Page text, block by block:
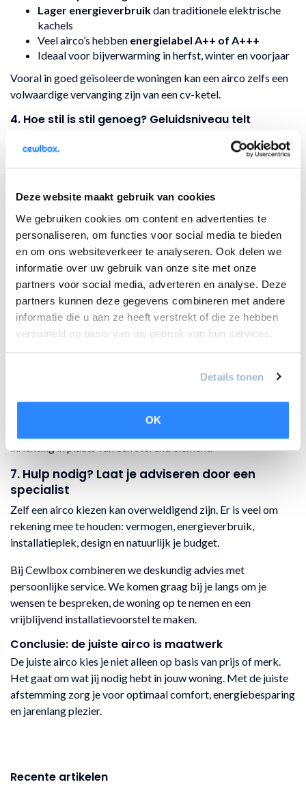
Deze website maakt gebruik van cookies
We gebruiken cookies om content en advertenties te
personaliseren, om functies voor social media te bieden
en om ons websiteverkeer te analyseren. Ook delen we
informatie over uw gebruik van onze site met onze
partners voor social media, adverteren en analyse. Deze
partners kunnen deze gegevens combineren met andere
informatie die u aan ze heeft verstrekt of die ze hebben
verzameld op basis van uw gebruik van hun services.
Details tonen
OK
Lager energieverbruikdan traditionele elektrische
kachels
Veel airco’s hebben energielabel A++ of A+++
Ideaal voor bijverwarming in herfst, winter en voorjaar
Vooral in goed geïsoleerde woningen kan een airco zelfs een
volwaardige vervanging zijn van een cv-ketel.
4. Hoe stil is stil genoeg? Geluidsniveau telt
je rust. Let daarom op het geluidsniveau van de binnenunit.
Veel Daikin modellen hebben een fluisterstille werking van
5. Slimme functies voor extra comfort
Moderne airco’s zijn steeds slimmer. Denk aan:
WiFi-bediening via app (zoals Daikin Online Controller)
Bewegingssensoren die energie besparen
Automatische temperatuurregeling
Programmeerbare timers
Deze functies verhogen niet alleen het gebruiksgemak, maar
helpen ook energie te besparen.
Je woning is persoonlijk – je airco mag dat ook zijn. Kies dus
populair vanwege het elegante design en de keuze uit vier
inrichting in plaats van een storend element.
7. Hulp nodig? Laat je adviseren door een
specialist
Zelf een airco kiezen kan overweldigend zijn. Er is veel om
rekening mee te houden: vermogen, energieverbruik,
installatieplek, design en natuurlijk je budget.
Bij Cewlbox combineren we deskundig advies met
persoonlijke service. We komen graag bij je langs om je
wensen te bespreken, de woning op te nemen en een
vrijblijvend installatievoorstel te maken.
Conclusie: de juiste airco is maatwerk
De juiste airco kies je niet alleen op basis van prijs of merk.
Het gaat om wat jij nodig hebt in jouw woning. Met de juiste
afstemming zorg je voor optimaal comfort, energiebesparing
en jarenlang plezier.
Recente artikelen